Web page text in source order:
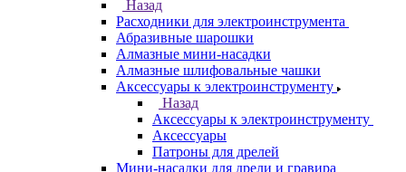
Назад
Расходники для электроинструмента
Абразивные шарошки
Алмазные мини-насадки
Алмазные шлифовальные чашки
Аксессуары к электроинструменту
Назад
Аксессуары к электроинструменту
Аксессуары
Патроны для дрелей
Мини-насадки для дрели и гравира